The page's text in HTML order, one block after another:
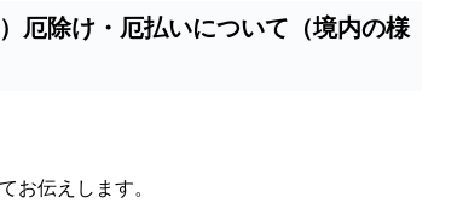
厄除け・厄払いについて（境内の様
お伝えします。